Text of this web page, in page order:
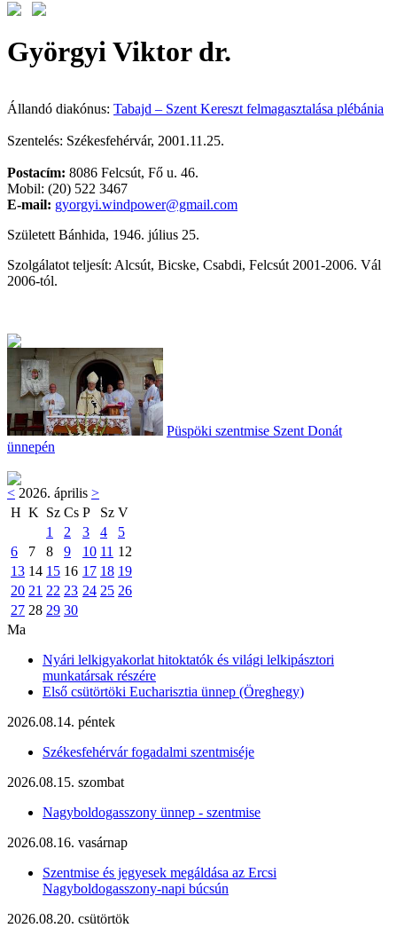
Györgyi Viktor dr.
Állandó diakónus: Tabajd – Szent Kereszt felmagasztalása plébánia
Szentelés: Székesfehérvár, 2001.11.25.
Postacím: 8086 Felcsút, Fő u. 46.
Mobil: (20) 522 3467
E-mail: gyorgyi.windpower@gmail.com
Született Bánhida, 1946. július 25.
Szolgálatot teljesít: Alcsút, Bicske, Csabdi, Felcsút 2001-2006. Vál
2006-tól.
Püspöki szentmise Szent Donát
ünnepén
< 2026. április >
H K Sz Cs P Sz V
1
2 3 4
5
6
7 8 9 10 11 12
13 14 15 16 17 18 19
20 21 22 23 24 25 26
27 28 29 30
Ma
Nyári lelkigyakorlat hitoktatók és világi lelkipásztori
munkatársak részére
Első csütörtöki Eucharisztia ünnep (Öreghegy)
2026.08.14. péntek
Székesfehérvár fogadalmi szentmiséje
2026.08.15. szombat
Nagyboldogasszony ünnep - szentmise
2026.08.16. vasárnap
Szentmise és jegyesek megáldása az Ercsi
Nagyboldogasszony-napi búcsún
2026.08.20. csütörtök